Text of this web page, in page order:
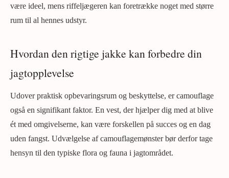
være ideel, mens riffeljægeren kan foretrække noget med større
rum til al hennes udstyr.
Hvordan den rigtige jakke kan forbedre din
jagtopplevelse
Udover praktisk opbevaringsrum og beskyttelse, er camouflage
også en signifikant faktor. En vest, der hjælper dig med at blive
ét med omgivelserne, kan være forskellen på succes og en dag
uden fangst. Udvælgelse af camouflagemønster bør derfor tage
hensyn til den typiske flora og fauna i jagtområdet.